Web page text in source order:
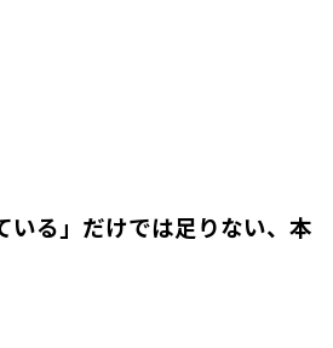
いる」だけでは足りない、本